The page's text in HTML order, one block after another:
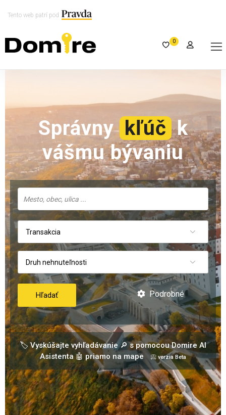
Tento web patrí pod
0
Správny kľúč k
vášmu bývaniu
Transakcia
Druh nehnuteľnosti
Hľadať Podrobné
🏷️ Vyskúšajte vyhľadávanie 🔎 s pomocou Domire AI
Asistenta 🤖 priamo na mape
📀 verzia Beta